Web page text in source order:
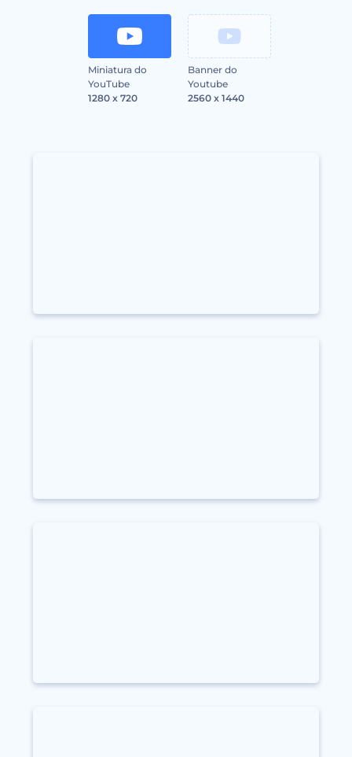
Miniatura do
YouTube
1280 x 720
Banner do
Youtube
2560 x 1440